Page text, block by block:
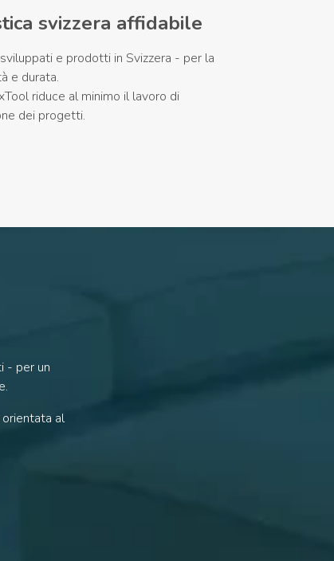
svizzera affidabile
e prodotti in Svizzera - per la
e durata.
riduce al minimo il lavoro di
dei progetti.
- per un
al